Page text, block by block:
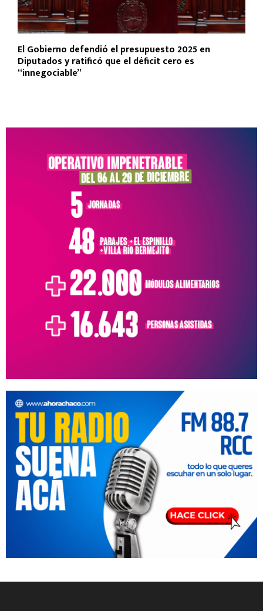
El Gobierno defendió el presupuesto 2025 en
Diputados y ratificó que el déficit cero es
“innegociable”